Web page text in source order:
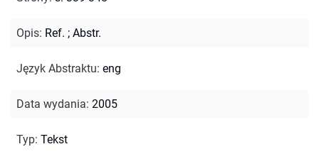
Opis: Ref. ; Abstr.
Język Abstraktu: eng
Data wydania: 2005
Typ: Tekst